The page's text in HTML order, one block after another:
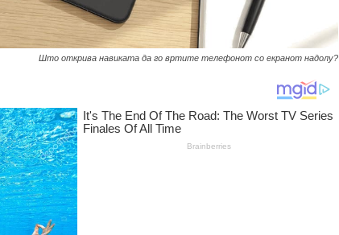
Што открива навиката да го вртите телефонот со екранот надолу?